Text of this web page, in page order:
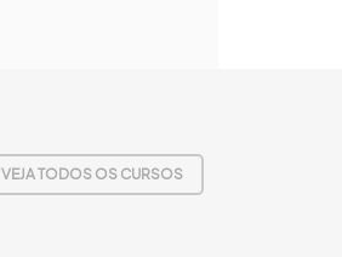
VEJA TODOS OS CURSOS